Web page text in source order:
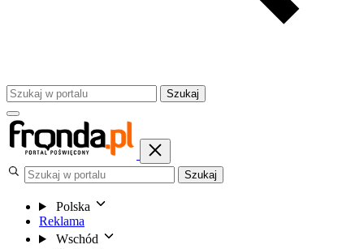
Szukaj
Szukaj
Polska
Reklama
Wschód